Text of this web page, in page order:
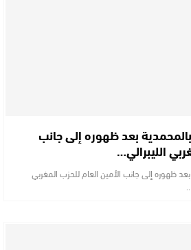
بعد ظهوره إلى جانب
الليبرالي…
ظهوره إلى جانب الأمين العام للحزب المغربي